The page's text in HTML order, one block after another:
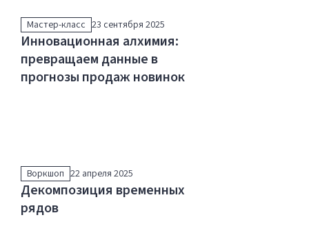
Мастер-класс 23 сентября 2025
Инновационная алхимия:
превращаем данные в
прогнозы продаж новинок
Воркшоп 22 апреля 2025
Декомпозиция временных
рядов